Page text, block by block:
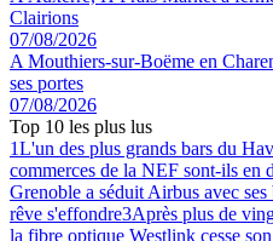
Clairions
07/08/2026
A Mouthiers-sur-Boëme en
ses portes
07/08/2026
Top 10 les plus lus
1L'un des plus grands bars du
commerces de la NEF sont-ils en
Grenoble a séduit Airbus avec
rêve s'effondre3Après plus de
la fibre optique Westlink cesse